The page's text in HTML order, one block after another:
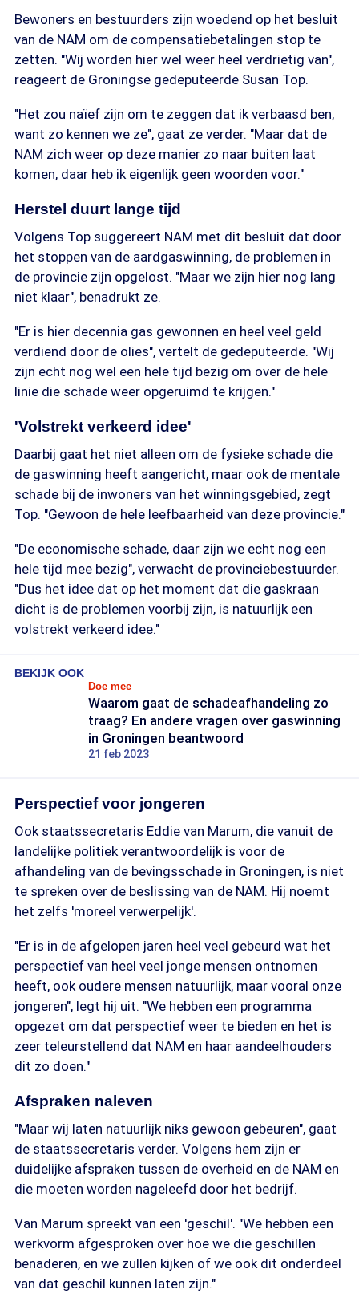
Bewoners en bestuurders zijn woedend op het besluit
van de NAM om de compensatiebetalingen stop te
zetten. "Wij worden hier wel weer heel verdrietig van",
reageert de Groningse gedeputeerde Susan Top.
"Het zou naïef zijn om te zeggen dat ik verbaasd ben,
want zo kennen we ze", gaat ze verder. "Maar dat de
NAM zich weer op deze manier zo naar buiten laat
komen, daar heb ik eigenlijk geen woorden voor."
Herstel duurt lange tijd
Volgens Top suggereert NAM met dit besluit dat door
het stoppen van de aardgaswinning, de problemen in
de provincie zijn opgelost. "Maar we zijn hier nog lang
niet klaar", benadrukt ze.
"Er is hier decennia gas gewonnen en heel veel geld
verdiend door de olies", vertelt de gedeputeerde. "Wij
zijn echt nog wel een hele tijd bezig om over de hele
linie die schade weer opgeruimd te krijgen."
'Volstrekt verkeerd idee'
Daarbij gaat het niet alleen om de fysieke schade die
de gaswinning heeft aangericht, maar ook de mentale
schade bij de inwoners van het winningsgebied, zegt
Top. "Gewoon de hele leefbaarheid van deze provincie."
"De economische schade, daar zijn we echt nog een
hele tijd mee bezig", verwacht de provinciebestuurder.
"Dus het idee dat op het moment dat die gaskraan
dicht is de problemen voorbij zijn, is natuurlijk een
volstrekt verkeerd idee."
BEKIJK OOK
Doe mee
Waarom gaat de schadeafhandeling zo
traag? En andere vragen over gaswinning
in Groningen beantwoord
21 feb 2023
Perspectief voor jongeren
Ook staatssecretaris Eddie van Marum, die vanuit de
landelijke politiek verantwoordelijk is voor de
afhandeling van de bevingsschade in Groningen, is niet
te spreken over de beslissing van de NAM. Hij noemt
het zelfs 'moreel verwerpelijk'.
"Er is in de afgelopen jaren heel veel gebeurd wat het
perspectief van heel veel jonge mensen ontnomen
heeft, ook oudere mensen natuurlijk, maar vooral onze
jongeren", legt hij uit. "We hebben een programma
opgezet om dat perspectief weer te bieden en het is
zeer teleurstellend dat NAM en haar aandeelhouders
dit zo doen."
Afspraken naleven
"Maar wij laten natuurlijk niks gewoon gebeuren", gaat
de staatssecretaris verder. Volgens hem zijn er
duidelijke afspraken tussen de overheid en de NAM en
die moeten worden nageleefd door het bedrijf.
Van Marum spreekt van een 'geschil'. "We hebben een
werkvorm afgesproken over hoe we die geschillen
benaderen, en we zullen kijken of we ook dit onderdeel
van dat geschil kunnen laten zijn."